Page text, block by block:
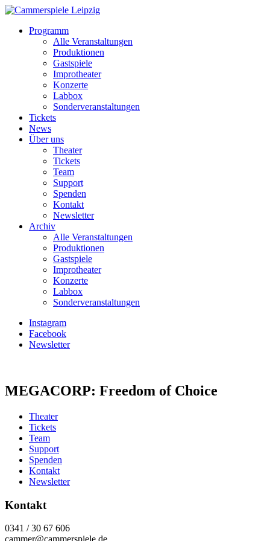
Programm
Alle Veranstaltungen
Produktionen
Gastspiele
Improtheater
Konzerte
Labbox
Sonderveranstaltungen
Tickets
News
Über uns
Theater
Tickets
Team
Support
Spenden
Kontakt
Newsletter
Archiv
Alle Veranstaltungen
Produktionen
Gastspiele
Improtheater
Konzerte
Labbox
Sonderveranstaltungen
Instagram
Facebook
Newsletter
MEGACORP: Freedom of Choice
Theater
Tickets
Team
Support
Spenden
Kontakt
Newsletter
Kontakt
0341 / 30 67 606